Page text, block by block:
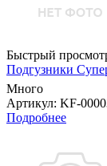
Быстрый
Подгузники
Много
Артикул: KF-
Подробнее